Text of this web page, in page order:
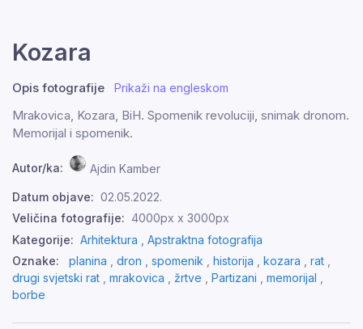
Kozara
Opis fotografije Prikaži na engleskom
Mrakovica, Kozara, BiH. Spomenik revoluciji, snimak dronom.
Memorijal i spomenik.
Autor/ka: Ajdin Kamber
Datum objave: 02.05.2022.
Veličina fotografije: 4000px x 3000px
Kategorije: Arhitektura , Apstraktna fotografija
Oznake:
planina dron spomenik historija kozara rat
drugi svjetski rat
mrakovica žrtve Partizani memorijal
borbe